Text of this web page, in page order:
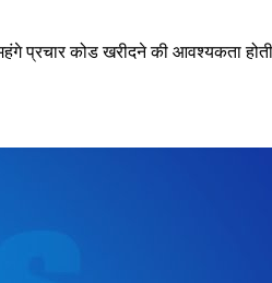
प्रचार कोड खरीदने की आवश्यकता